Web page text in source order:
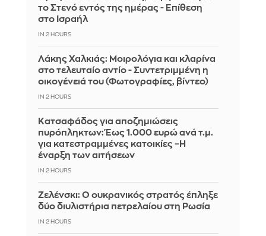
το Στενό εντός της ημέρας - Επίθεση
στο Ισραήλ
IN 2 HOURS
Λάκης Χαλκιάς: Mοιρολόγια και κλαρίνα
στο τελευταίο αντίο - Συντετριμμένη η
οικογένειά του (Φωτογραφίες, βίντεο)
IN 2 HOURS
Κατσαφάδος για αποζημιώσεις
πυρόπληκτων: Έως 1.000 ευρώ ανά τ.μ.
για κατεστραμμένες κατοικίες –Η
έναρξη των αιτήσεων
IN 2 HOURS
Ζελένσκι: Ο ουκρανικός στρατός έπληξε
δύο διυλιστήρια πετρελαίου στη Ρωσία
IN 2 HOURS